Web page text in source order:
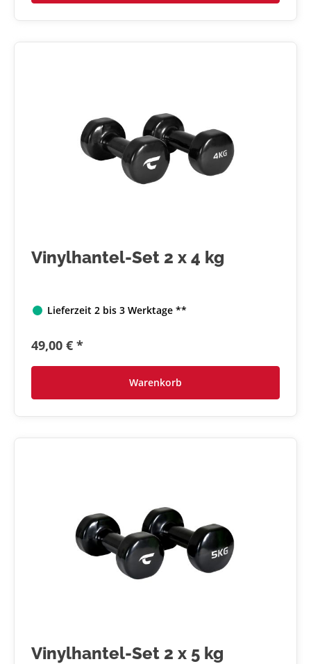
Vinylhantel-Set 2 x 4 kg
Lieferzeit 2 bis 3 Werktage **
49,00 € *
Warenkorb
Vinylhantel-Set 2 x 5 kg